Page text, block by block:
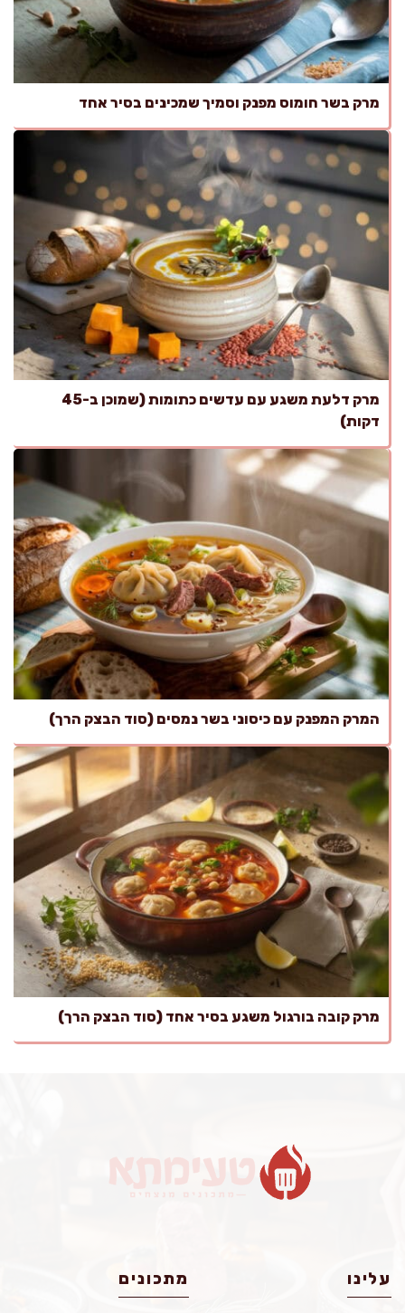
מרק בשר חומוס מפנק וסמיך שמכינים בסיר אחד
מרק דלעת משגע עם עדשים כתומות (שמוכן ב-45
דקות)
המרק המפנק עם כיסוני בשר נמסים (סוד הבצק הרך)
מרק קובה בורגול משגע בסיר אחד (סוד הבצק הרך)
עלינו מתכונים